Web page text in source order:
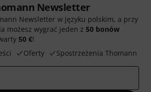
Newsletter
Newsletter w języku polskim, a przy
możesz wygrać jeden z 50 bonów
50 €!
Oferty Spostrzeżenia Thomann